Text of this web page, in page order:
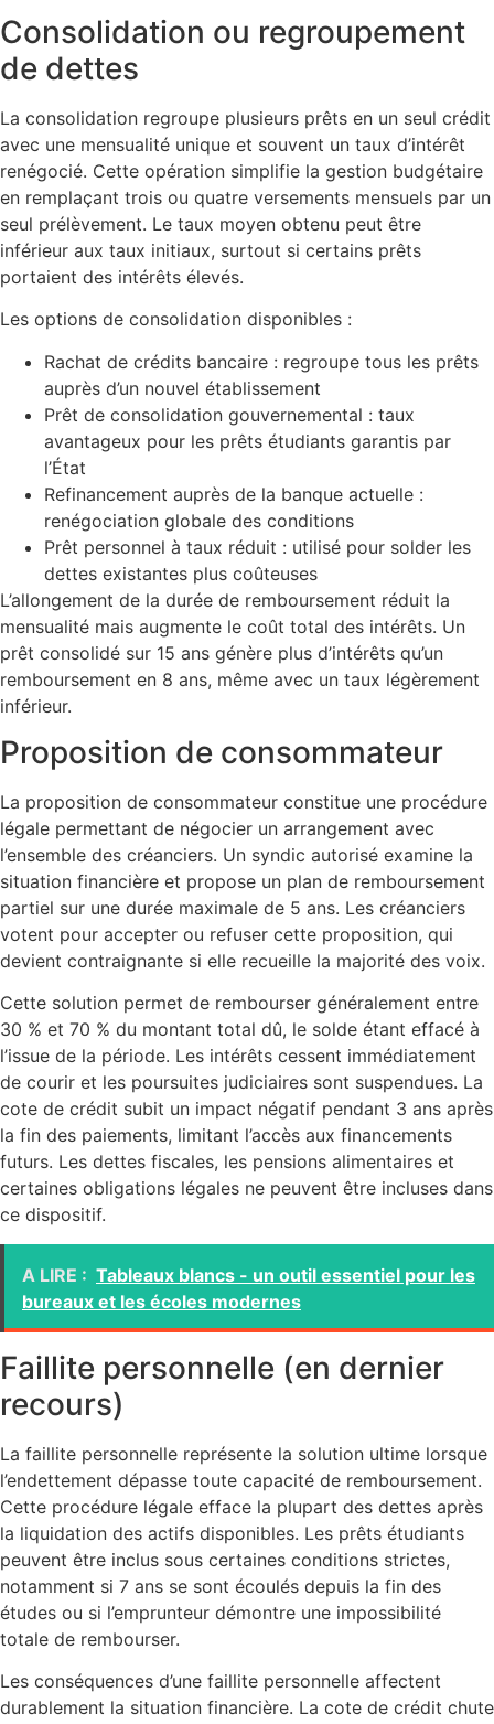
Consolidation ou regroupement
de dettes
La consolidation regroupe plusieurs prêts en un seul crédit
avec une mensualité unique et souvent un taux d’intérêt
renégocié. Cette opération simplifie la gestion budgétaire
en remplaçant trois ou quatre versements mensuels par un
seul prélèvement. Le taux moyen obtenu peut être
inférieur aux taux initiaux, surtout si certains prêts
portaient des intérêts élevés.
Les options de consolidation disponibles :
Rachat de crédits bancaire : regroupe tous les prêts
auprès d’un nouvel établissement
Prêt de consolidation gouvernemental : taux
avantageux pour les prêts étudiants garantis par
l’État
Refinancement auprès de la banque actuelle :
renégociation globale des conditions
Prêt personnel à taux réduit : utilisé pour solder les
dettes existantes plus coûteuses
L’allongement de la durée de remboursement réduit la
mensualité mais augmente le coût total des intérêts. Un
prêt consolidé sur 15 ans génère plus d’intérêts qu’un
remboursement en 8 ans, même avec un taux légèrement
inférieur.
Proposition de consommateur
La proposition de consommateur constitue une procédure
légale permettant de négocier un arrangement avec
l’ensemble des créanciers. Un syndic autorisé examine la
situation financière et propose un plan de remboursement
partiel sur une durée maximale de 5 ans. Les créanciers
votent pour accepter ou refuser cette proposition, qui
devient contraignante si elle recueille la majorité des voix.
Cette solution permet de rembourser généralement entre
30 % et 70 % du montant total dû, le solde étant effacé à
l’issue de la période. Les intérêts cessent immédiatement
de courir et les poursuites judiciaires sont suspendues. La
cote de crédit subit un impact négatif pendant 3 ans après
la fin des paiements, limitant l’accès aux financements
futurs. Les dettes fiscales, les pensions alimentaires et
certaines obligations légales ne peuvent être incluses dans
ce dispositif.
A LIRE : Tableaux blancs - un outil essentiel pour les
bureaux et les écoles modernes
Faillite personnelle (en dernier
recours)
La faillite personnelle représente la solution ultime lorsque
l’endettement dépasse toute capacité de remboursement.
Cette procédure légale efface la plupart des dettes après
la liquidation des actifs disponibles. Les prêts étudiants
peuvent être inclus sous certaines conditions strictes,
notamment si 7 ans se sont écoulés depuis la fin des
études ou si l’emprunteur démontre une impossibilité
totale de rembourser.
Les conséquences d’une faillite personnelle affectent
durablement la situation financière. La cote de crédit chute